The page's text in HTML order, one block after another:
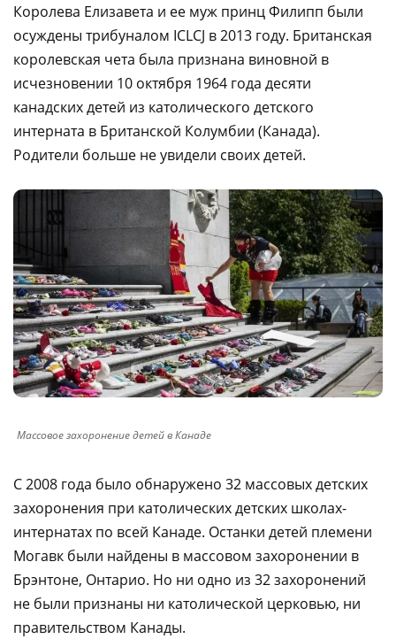
Королева Елизавета и ее муж принц Филипп были
осуждены трибуналом ICLCJ в 2013 году. Британская
королевская чета была признана виновной в
исчезновении 10 октября 1964 года десяти
канадских детей из католического детского
интерната в Британской Колумбии (Канада).
Родители больше не увидели своих детей.
Массовое захоронение детей в Канаде
С 2008 года было обнаружено 32 массовых детских
захоронения при католических детских школах-
интернатах по всей Канаде. Останки детей племени
Могавк были найдены в массовом захоронении в
Брэнтоне, Онтарио. Но ни одно из 32 захоронений
не были признаны ни католической церковью, ни
правительством Канады.